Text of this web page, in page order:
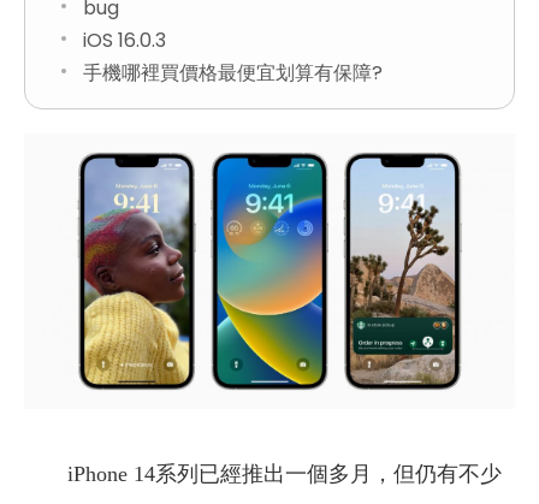
bug
iOS 16.0.3
手機哪裡買價格最便宜划算有保障?
iPhone 14系列已經推出一個多月，但仍有不少